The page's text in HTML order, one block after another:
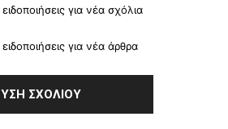
για νέα σχόλια
για νέα άρθρα